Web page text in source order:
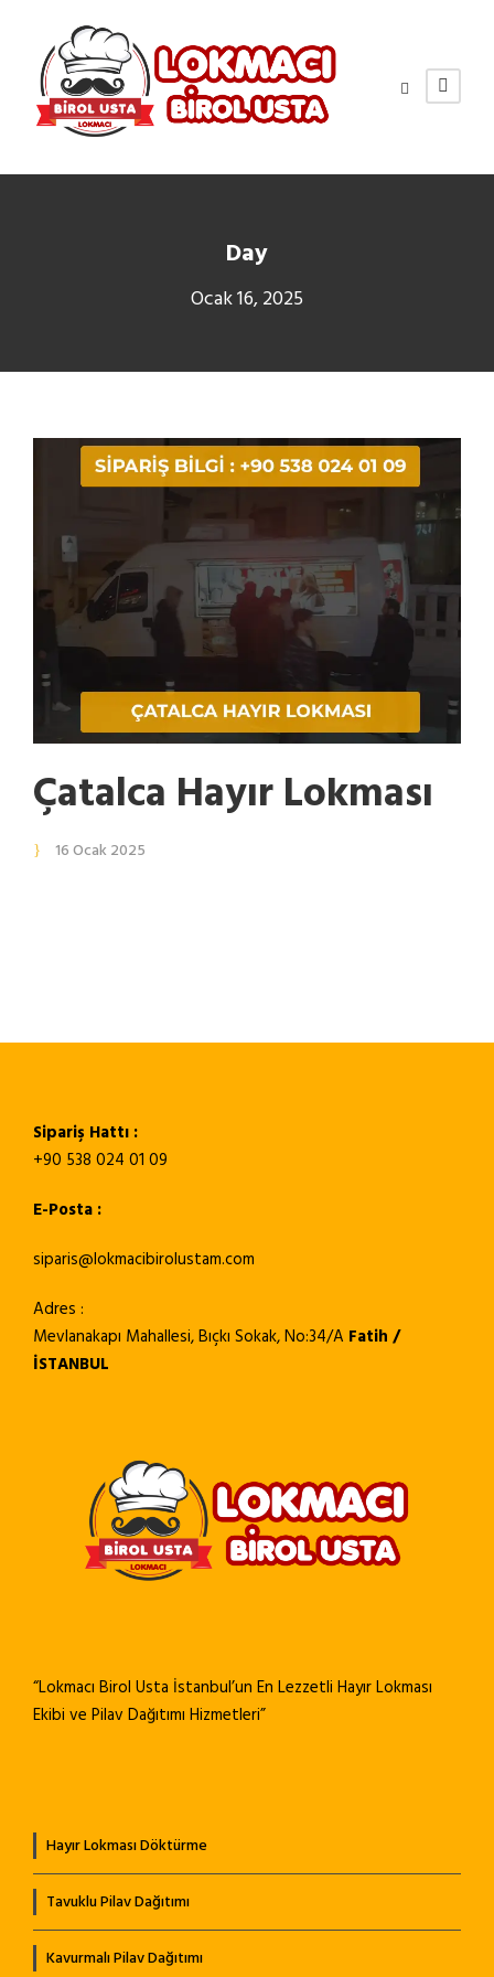
Day
Ocak 16, 2025
Çatalca Hayır Lokması
16 Ocak 2025
Sipariş Hattı :
+90 538 024 01 09
E-Posta :
siparis@lokmacibirolustam.com
Adres :
Mevlanakapı Mahallesi, Bıçkı Sokak, No:34/A Fatih /
İSTANBUL
“Lokmacı Birol Usta İstanbul’un En Lezzetli Hayır Lokması
Ekibi ve Pilav Dağıtımı Hizmetleri”
Hayır Lokması Döktürme
Tavuklu Pilav Dağıtımı
Kavurmalı Pilav Dağıtımı